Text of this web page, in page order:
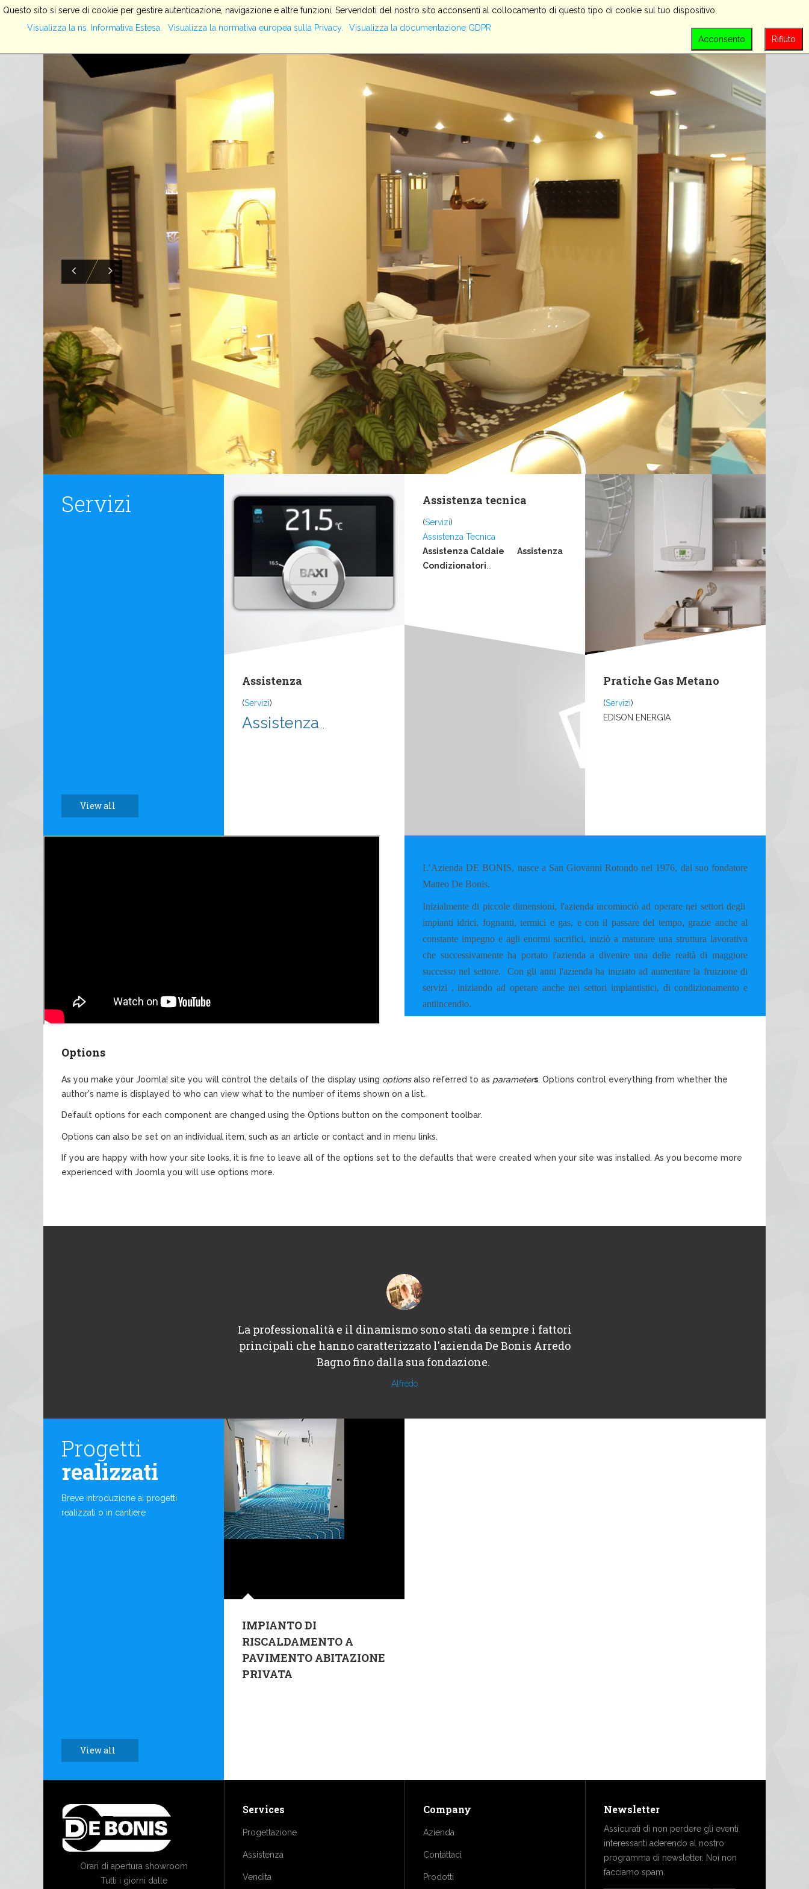
HOME SERVIZI AZIENDA PRODOTTI
SEARCH
Servizi
View all
Assistenza
(Servizi)
Assistenza...
Assistenza tecnica
(Servizi)
Assistenza Tecnica
Assistenza Caldaie
Assistenza
Condizionatori...
Pratiche Gas Metano
(Servizi)
EDISON ENERGIA
L’Azienda DE BONIS, nasce a San Giovanni Rotondo nel 1976, dal suo fondatore
Matteo De Bonis.
Inizialmente di piccole dimensioni, l'azienda incominciò ad operare nei settori degli
impianti idrici, fognanti, termici e gas, e con il passare del tempo, grazie anche al
constante impegno e agli enormi sacrifici, iniziò a maturare una struttura lavorativa
che successivamente ha portato l'azienda a divenire una delle realtà di maggiore
successo nel settore. Con gli anni l'azienda ha iniziato ad aumentare la fruizione di
servizi , iniziando ad operare anche nei settori impiantistici, di condizionamento e
antiincendio.
Options
As you make your Joomla! site you will control the details of the display using optionsalso referred to as parameters. Options control everything from whether the
author's name is displayed to who can view what to the number of items shown on a list.
Default options for each component are changed using the Options button on the component toolbar.
Options can also be set on an individual item, such as an article or contact and in menu links.
If you are happy with how your site looks, it is fine to leave all of the options set to the defaults that were created when your site was installed. As you become more
experienced with Joomla you will use options more.
La professionalità e il dinamismo sono stati da sempre i fattori
principali che hanno caratterizzato l'azienda De Bonis Arredo
Bagno fino dalla sua fondazione.
Alfredo
Progetti
realizzati
Breve introduzione ai progetti
realizzati o in cantiere
View all
IMPIANTO DI
RISCALDAMENTO A
PAVIMENTO ABITAZIONE
PRIVATA
Orari di apertura showroom
Tutti i giorni dalle
Services
Progettazione
Assistenza
Vendita
Company
Azienda
Contattaci
Prodotti
Newsletter
Assicurati di non perdere gli eventi
interessanti aderendo al nostro
programma di newsletter. Noi non
facciamo spam.
Questo sito si serve di cookie per gestire autenticazione, navigazione e altre funzioni. Servendoti del nostro sito acconsenti al collocamento di questo tipo di cookie sul tuo dispositivo.
Visualizza la ns. Informativa Estesa.
Visualizza la normativa europea sulla Privacy.
Visualizza la documentazione GDPR
Rifiuto
Acconsento